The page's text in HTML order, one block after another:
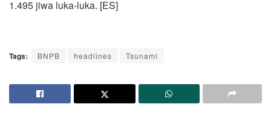
1.495 jiwa luka-luka. [ES]
Tags: BNPB headlines Tsunami